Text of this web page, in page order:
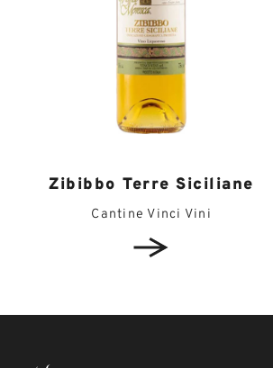
Zibibbo Terre Siciliane
Cantine Vinci Vini